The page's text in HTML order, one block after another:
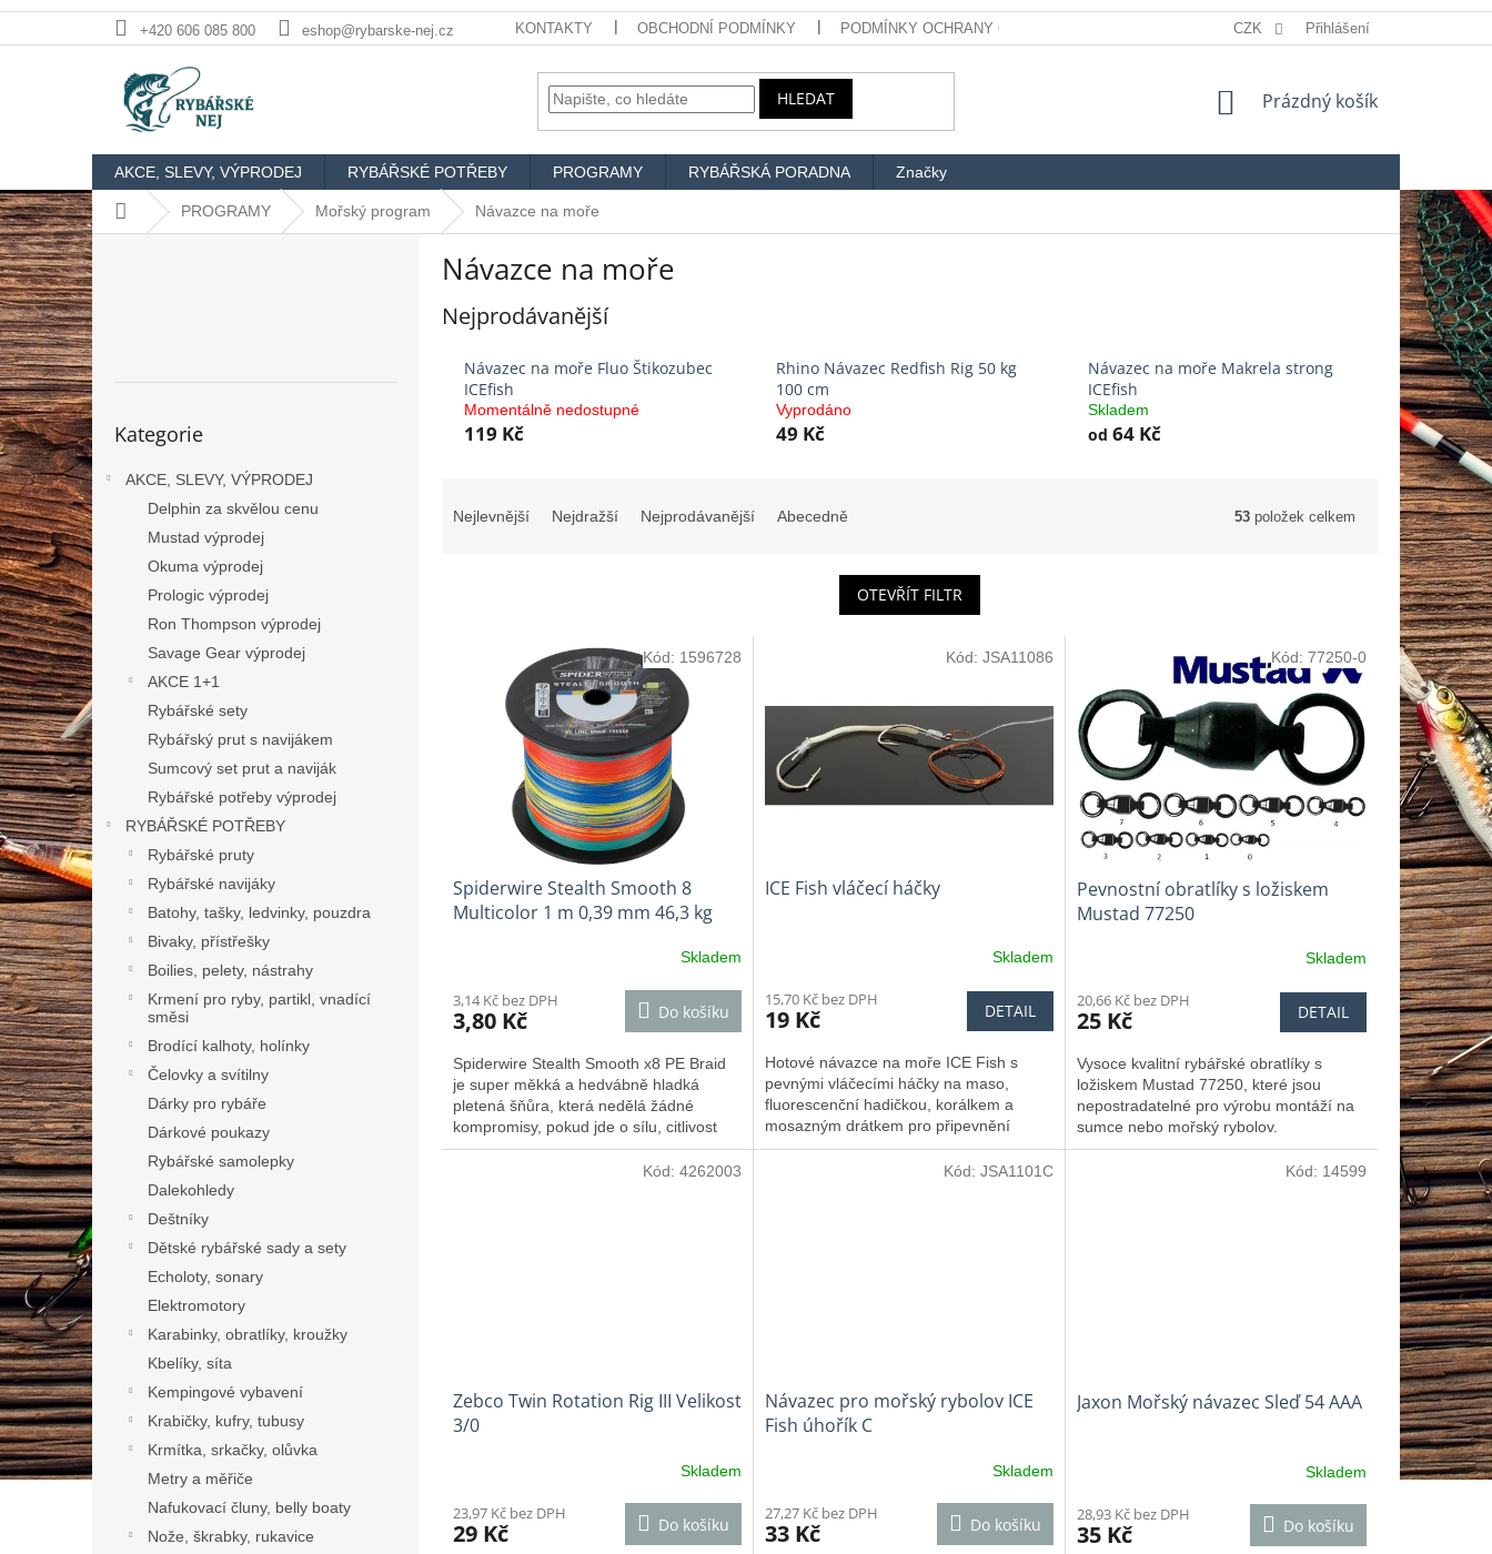
+420 606 085 800 eshop@rybarske-nej.cz KONTAKTY OBCHODNÍ PODMÍNKY PODMÍNKY OCHRANY OSOBNÍCH ÚDAJŮ REKLAMACE SLOVNÍK POJMŮ
CZK Přihlášení
HLEDAT
NÁKUPNÍ
Prázdný košík
AKCE, SLEVY, VÝPRODEJ RYBÁŘSKÉ POTŘEBY PROGRAMY RYBÁŘSKÁ PORADNA Značky
Domů PROGRAMY Mořský program Návazce na moře
P
o
s
t
r
a
n
n
í
p
a
n
e
l
kategorie
Kategorie
AKCE, SLEVY, VÝPRODEJ
Delphin za skvělou cenu
Mustad výprodej
Okuma výprodej
Prologic výprodej
Ron Thompson výprodej
Savage Gear výprodej
AKCE 1+1
Rybářské sety
Rybářský prut s navijákem
Sumcový set prut a naviják
Rybářské potřeby výprodej
RYBÁŘSKÉ POTŘEBY
Rybářské pruty
Rybářské navijáky
Batohy, tašky, ledvinky, pouzdra
Bivaky, přístřešky
Boilies, pelety, nástrahy
Krmení pro ryby, partikl, vnadící
směsi
Brodící kalhoty, holínky
Čelovky a svítilny
Dárky pro rybáře
Dárkové poukazy
Rybářské samolepky
Dalekohledy
Deštníky
Dětské rybářské sady a sety
Echoloty, sonary
Elektromotory
Karabinky, obratlíky, kroužky
Kbelíky, síta
Kempingové vybavení
Krabičky, kufry, tubusy
Krmítka, srkačky, olůvka
Metry a měřiče
Nafukovací čluny, belly boaty
Nože, škrabky, rukavice
Návazce na moře
Nejprodávanější
Návazec na moře Fluo Štikozubec
ICEfish
Momentálně nedostupné
119 Kč
Rhino Návazec Redfish Rig 50 kg
100 cm
Vyprodáno
49 Kč
Návazec na moře Makrela strong
ICEfish
Skladem
od 64 Kč
Nejlevnější Nejdražší Nejprodávanější Abecedně 53 položek celkem
OTEVŘÍT FILTR
Spiderwire Stealth Smooth 8
Multicolor 1 m 0,39 mm 46,3 kg
Skladem
3,14 Kč bez DPH
3,80 Kč Do košíku
Spiderwire Stealth Smooth x8 PE Braid
je super měkká a hedvábně hladká
pletená šňůra, která nedělá žádné
kompromisy, pokud jde o sílu, citlivost
nebo průměr.
Kód: 1596728
ICE Fish vláčecí háčky
Skladem
15,70 Kč bez DPH
19 Kč DETAIL
Hotové návazce na moře ICE Fish s
pevnými vláčecími háčky na maso,
fluorescenční hadičkou, korálkem a
mosazným drátkem pro připevnění
nástrahy.
Kód: JSA11086
Pevnostní obratlíky s ložiskem
Mustad 77250
Skladem
20,66 Kč bez DPH
25 Kč DETAIL
Vysoce kvalitní rybářské obratlíky s
ložiskem Mustad 77250, které jsou
nepostradatelné pro výrobu montáží na
sumce nebo mořský rybolov.
Kód: 77250-0
Zebco Twin Rotation Rig III Velikost
3/0
Skladem
23,97 Kč bez DPH
29 Kč Do košíku
Kód: 4262003
Návazec pro mořský rybolov ICE
Fish úhořík C
Skladem
27,27 Kč bez DPH
33 Kč Do košíku
Kód: JSA1101C
Jaxon Mořský návazec Sleď 54 AAA
Skladem
28,93 Kč bez DPH
35 Kč Do košíku
Kód: 14599